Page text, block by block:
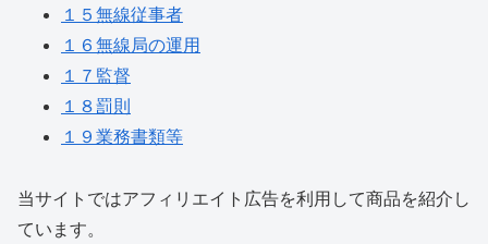
１５無線従事者
１６無線局の運用
１７監督
１８罰則
１９業務書類等
当サイトではアフィリエイト広告を利用して商品を紹介し
ています。